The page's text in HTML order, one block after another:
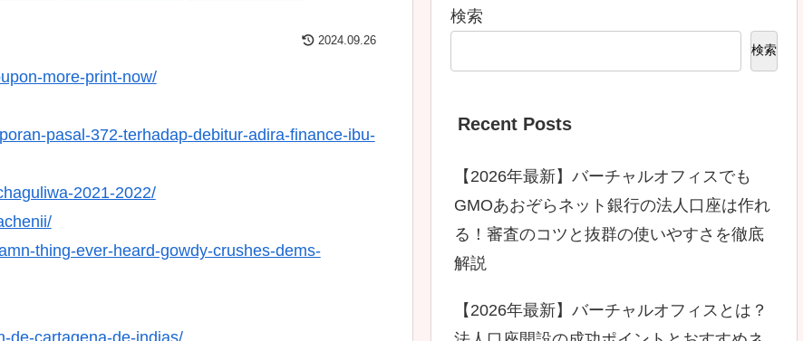
2024.09.26
more-print-now/
pasal-372-terhadap-debitur-adira-finance-ibu-
2021-2022/
thing-ever-heard-gowdy-crushes-dems-
de-cartagena-de-indias/
検索
検索
Recent Posts
【2026年最新】バーチャルオフィスでも
GMOあおぞらネット銀行の法人口座は作れ
る！審査のコツと抜群の使いやすさを徹底
解説
【2026年最新】バーチャルオフィスとは？